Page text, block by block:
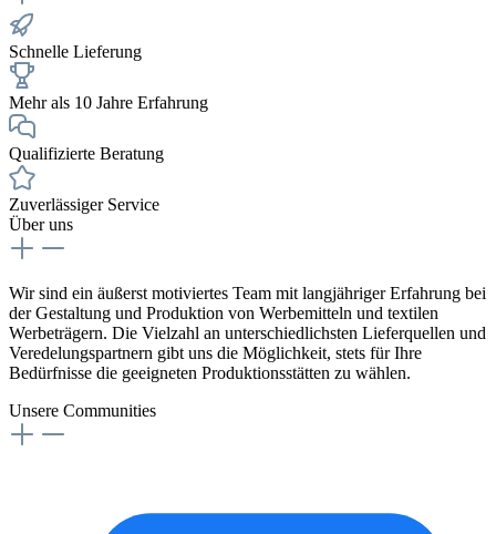
Schnelle Lieferung
Mehr als 10 Jahre Erfahrung
Qualifizierte Beratung
Zuverlässiger Service
Über uns
Wir sind ein äußerst motiviertes Team mit langjähriger Erfahrung bei
der Gestaltung und Produktion von Werbemitteln und textilen
Werbeträgern. Die Vielzahl an unterschiedlichsten Lieferquellen und
Veredelungspartnern gibt uns die Möglichkeit, stets für Ihre
Bedürfnisse die geeigneten Produktionsstätten zu wählen.
Unsere Communities